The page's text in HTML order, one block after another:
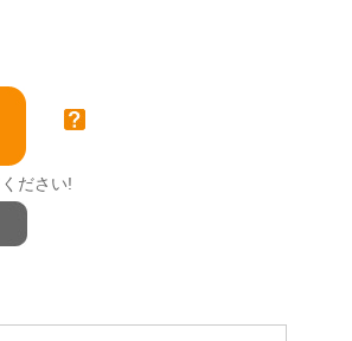
ださい!